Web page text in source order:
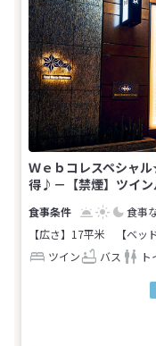
Ｗｅｂコレスペシャ
得♪－【禁煙】ツイ
食事
【広さ】17平米
【ベ
ツイン
バス ト